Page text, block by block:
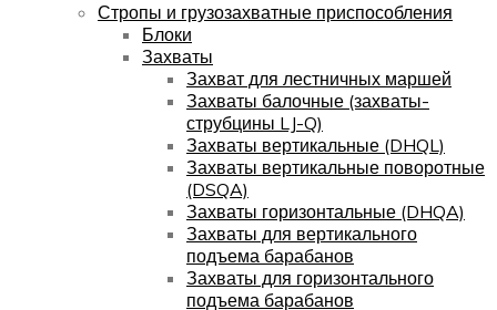
Стропы и грузозахватные приспособления
Блоки
Захваты
Захват для лестничных маршей
Захваты балочные (захваты-
струбцины LJ-Q)
Захваты вертикальные (DHQL)
Захваты вертикальные поворотные
(DSQA)
Захваты горизонтальные (DHQA)
Захваты для вертикального
подъема барабанов
Захваты для горизонтального
подъема барабанов